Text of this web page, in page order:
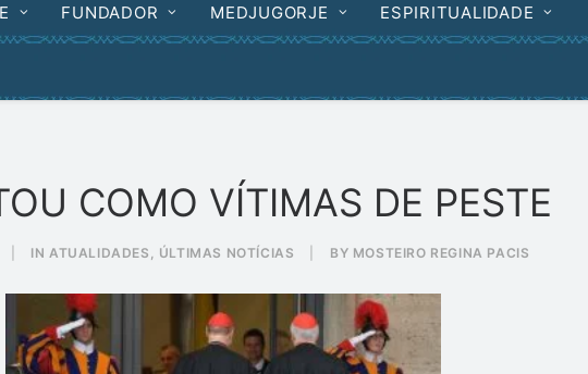
FUNDADOR MEDJUGORJE ESPIRITUALIDADE
COMO VÍTIMAS DE PESTE
INATUALIDADES , ÚLTIMAS NOTÍCIAS BY MOSTEIRO REGINA PACIS